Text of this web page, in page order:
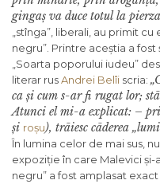
gingaș va duce totul la
„stînga”, liberali, au primit
negru”. Printre aceștia a
„Soarta poporului iudeu”
literar rusAndrei Belîi scria:
ca și cum s-ar fi rugat lor;
Atunci el mi-a explicat: –
și roșu), trãiesc cãderea
În lumina celor de mai sus,
expoziție în care Malevici
negru” a fost amplasat